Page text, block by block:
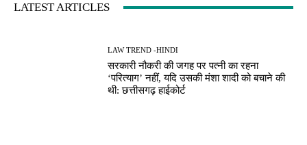
LATEST ARTICLES
LAW TREND -HINDI
सरकारी नौकरी की जगह पर पत्नी का रहना
‘परित्याग’ नहीं, यदि उसकी मंशा शादी को बचाने की
थी: छत्तीसगढ़ हाईकोर्ट